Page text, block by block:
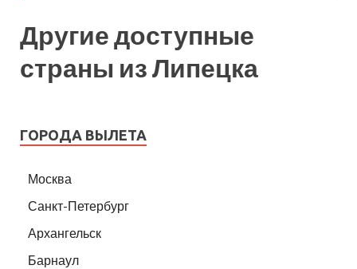
Другие доступные
страны из Липецка
ГОРОДА ВЫЛЕТА
Москва
Санкт-Петербург
Архангельск
Барнаул